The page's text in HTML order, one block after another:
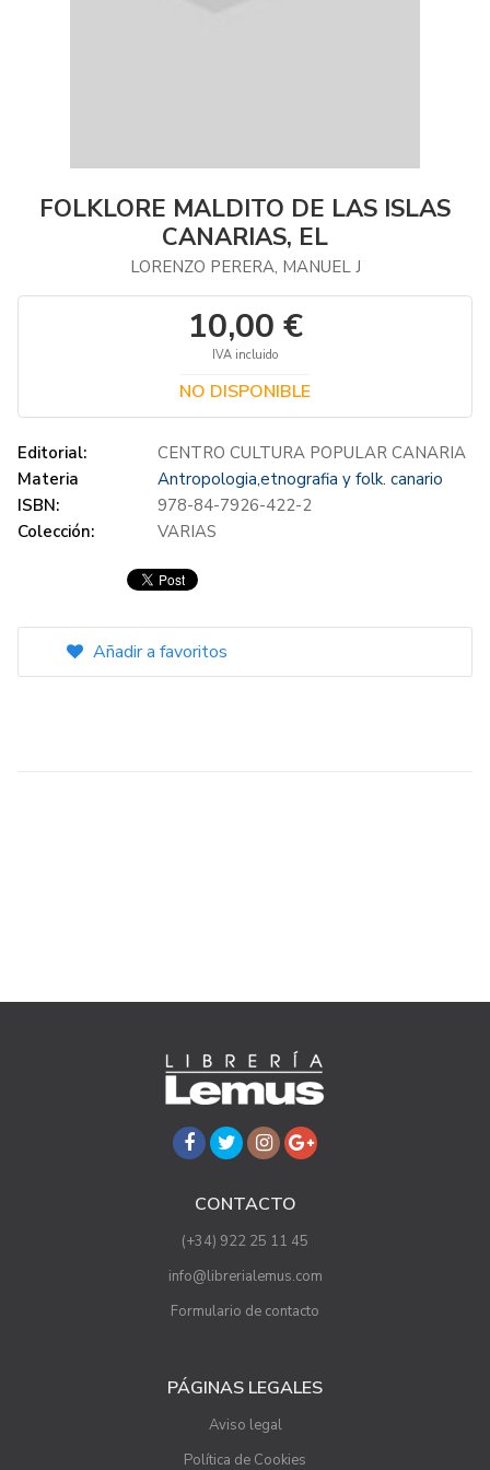
FOLKLORE MALDITO DE LAS ISLAS
CANARIAS, EL
LORENZO PERERA, MANUEL J
10,00 €
IVA incluido
NO DISPONIBLE
Editorial:
CENTRO CULTURA POPULAR CANARIA
Materia
Antropologia,etnografia y folk. canario
ISBN:
978-84-7926-422-2
Colección:
VARIAS
Añadir a favoritos
CONTACTO
(+34) 922 25 11 45
info@librerialemus.com
Formulario de contacto
PÁGINAS LEGALES
Aviso legal
Política de Cookies